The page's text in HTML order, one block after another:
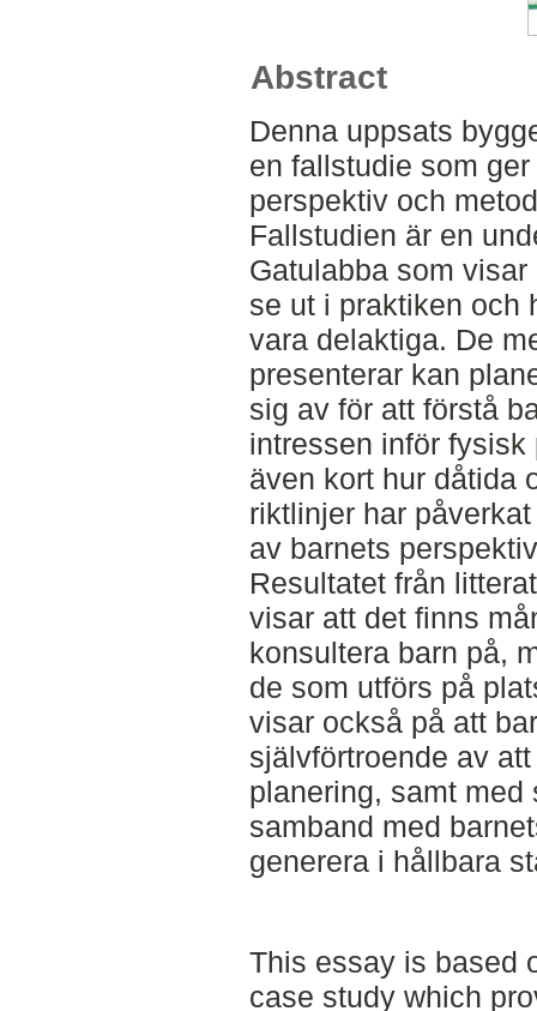
Abstract
Denna uppsats
en fallstudie som
perspektiv och
Fallstudien är en
Gatulabba som
se ut i praktiken och
vara delaktiga. De
presenterar kan
sig av för att förstå
intressen inför
även kort hur dåtida
riktlinjer har
av barnets
Resultatet från
visar att det finns
konsultera barn på,
de som utförs på
visar också på att
självförtroende av
planering, samt
samband med
generera i hållbara
This essay is based
case study which